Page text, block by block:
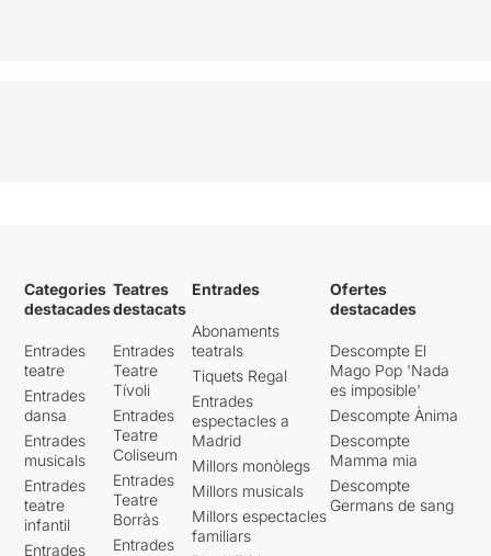
Categories
destacades
Entrades
teatre
Entrades
dansa
Entrades
musicals
Entrades
teatre
infantil
Entrades
Teatres
destacats
Entrades
Teatre
Tívoli
Entrades
Teatre
Coliseum
Entrades
Teatre
Borràs
Entrades
Entrades
Abonaments
teatrals
Tiquets Regal
Entrades
espectacles a
Madrid
Millors monòlegs
Millors musicals
Millors espectacles
familiars
Ofertes
destacades
Descompte El
Mago Pop 'Nada
es imposible'
Descompte Ànima
Descompte
Mamma mia
Descompte
Germans de sang